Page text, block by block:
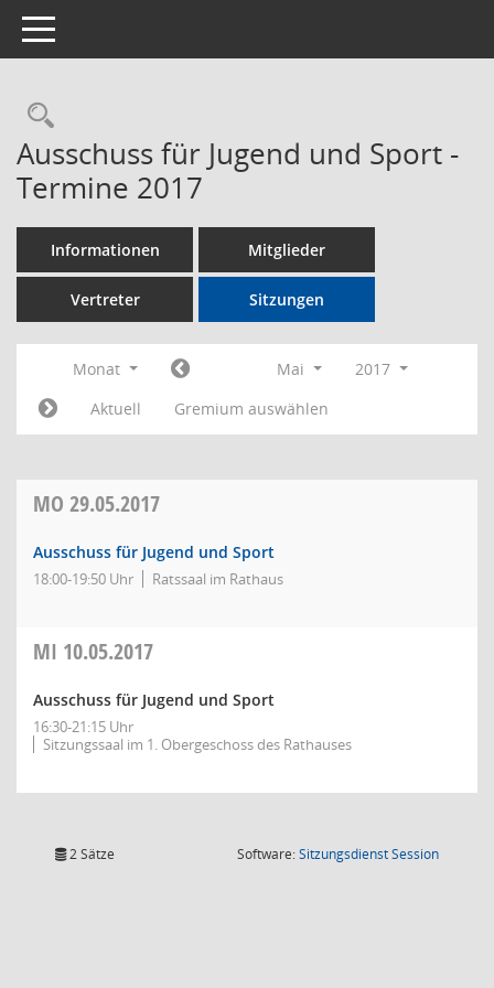
Toggle navigation
Rechercheauswahl
Ausschuss für Jugend und Sport -
Termine 2017
Informationen Mitglieder
Vertreter Sitzungen
Monat Mai
2017
Aktuell
Gremium auswählen
MO 29.05.2017
Ausschuss für Jugend und Sport
18:00-19:50 Uhr Ratssaal im Rathaus
MI 10.05.2017
Ausschuss für Jugend und Sport
16:30-21:15 Uhr
Sitzungssaal im 1. Obergeschoss des Rathauses
2 Sätze Software:SitzungsdienstSession(Wird in